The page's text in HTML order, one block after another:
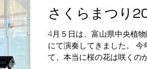
さくらまつり
4月５日は、富山県中央植
にて演奏してきました。 今
て、本当に桜の花は咲くの